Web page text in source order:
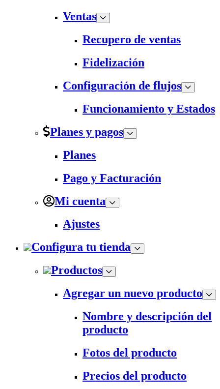
Ventas
Recupero de ventas
Fidelización
Configuración de flujos
Funcionamiento y Estados
Planes y pagos
Planes
Pago y Facturación
Mi cuenta
Ajustes
Configura tu tienda
Productos
Agregar un nuevo producto
Nombre y descripción del
producto
Fotos del producto
Precios del producto